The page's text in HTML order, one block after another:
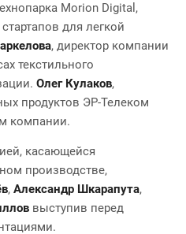
Morion Digital,
для легкой
, директор компании
текстильного
Олег Кулаков,
продуктов ЭР-Телеком
компании.
касающейся
производстве,
, Александр Шкарапута,
выступив перед